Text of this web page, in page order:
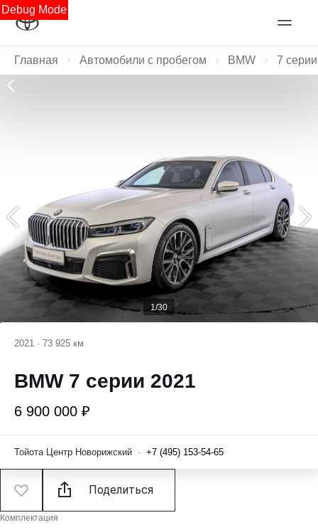
Debug Mode
Главная Автомобили с пробегом BMW 7 серии
1/30
2021 · 73 925 км
BMW 7 серии 2021
6 900 000 ₽
Тойота Центр Новорижский · +7 (495) 153-54-65
Поделиться
Комплектация